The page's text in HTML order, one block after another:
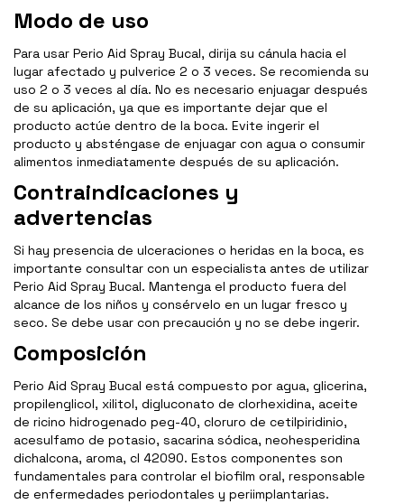
Modo de uso
Para usar Perio Aid Spray Bucal, dirija su cánula hacia el
lugar afectado y pulverice 2 o 3 veces. Se recomienda su
uso 2 o 3 veces al día. No es necesario enjuagar después
de su aplicación, ya que es importante dejar que el
producto actúe dentro de la boca. Evite ingerir el
producto y absténgase de enjuagar con agua o consumir
alimentos inmediatamente después de su aplicación.
Contraindicaciones y
advertencias
Si hay presencia de ulceraciones o heridas en la boca, es
importante consultar con un especialista antes de utilizar
Perio Aid Spray Bucal. Mantenga el producto fuera del
alcance de los niños y consérvelo en un lugar fresco y
seco. Se debe usar con precaución y no se debe ingerir.
Composición
Perio Aid Spray Bucal está compuesto por agua, glicerina,
propilenglicol, xilitol, digluconato de clorhexidina, aceite
de ricino hidrogenado peg-40, cloruro de cetilpiridinio,
acesulfamo de potasio, sacarina sódica, neohesperidina
dichalcona, aroma, cl 42090. Estos componentes son
fundamentales para controlar el biofilm oral, responsable
de enfermedades periodontales y periimplantarias.